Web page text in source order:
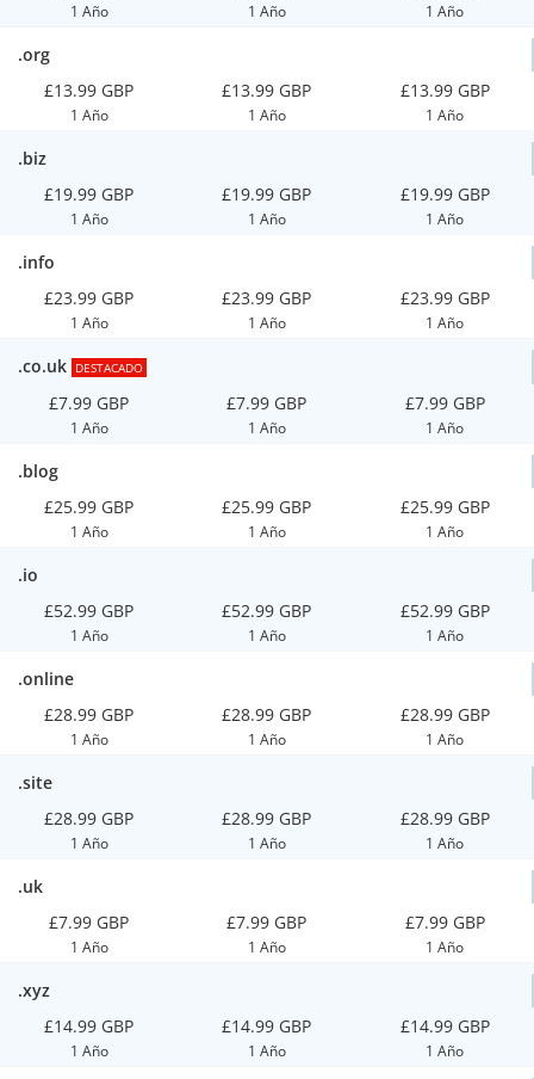
1 Año 1 Año 1 Año
.org
£13.99 GBP
1 Año
£13.99 GBP
1 Año
£13.99 GBP
1 Año
.biz
£19.99 GBP
1 Año
£19.99 GBP
1 Año
£19.99 GBP
1 Año
.info
£23.99 GBP
1 Año
£23.99 GBP
1 Año
£23.99 GBP
1 Año
.co.uk DESTACADO
£7.99 GBP
1 Año
£7.99 GBP
1 Año
£7.99 GBP
1 Año
.blog
£25.99 GBP
1 Año
£25.99 GBP
1 Año
£25.99 GBP
1 Año
.io
£52.99 GBP
1 Año
£52.99 GBP
1 Año
£52.99 GBP
1 Año
.online
£28.99 GBP
1 Año
£28.99 GBP
1 Año
£28.99 GBP
1 Año
.site
£28.99 GBP
1 Año
£28.99 GBP
1 Año
£28.99 GBP
1 Año
.uk
£7.99 GBP
1 Año
£7.99 GBP
1 Año
£7.99 GBP
1 Año
.xyz
£14.99 GBP
1 Año
£14.99 GBP
1 Año
£14.99 GBP
1 Año